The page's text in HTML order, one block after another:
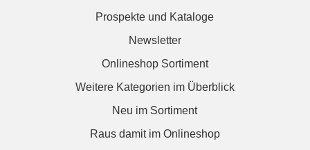
Prospekte und Kataloge
Newsletter
Onlineshop Sortiment
Weitere Kategorien im Überblick
Neu im Sortiment
Raus damit im Onlineshop